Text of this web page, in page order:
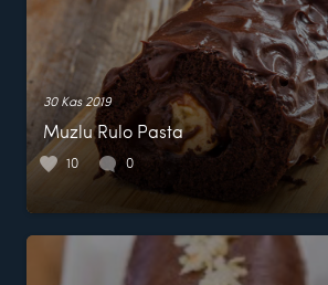
30 Kas 2019
Muzlu Rulo Pasta
10 0